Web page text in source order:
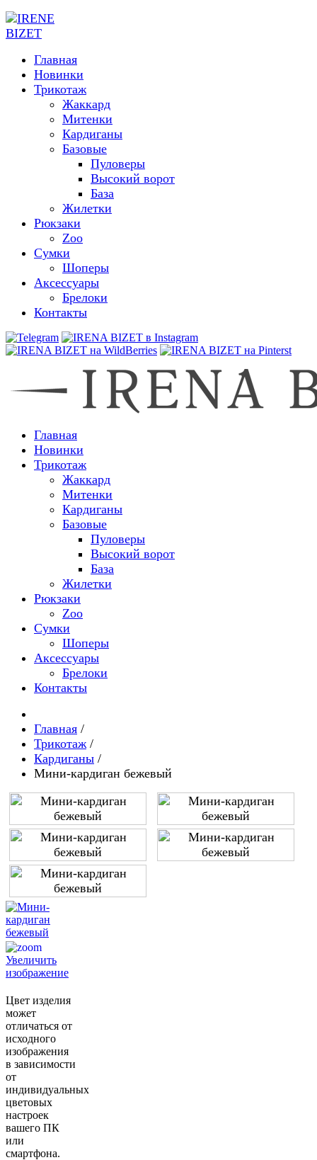
Главная
Новинки
Трикотаж
Жаккард
Митенки
Кардиганы
Базовые
Пуловеры
Высокий ворот
База
Жилетки
Рюкзаки
Zoo
Сумки
Шоперы
Аксессуары
Брелоки
Контакты
Главная
Новинки
Трикотаж
Жаккард
Митенки
Кардиганы
Базовые
Пуловеры
Высокий ворот
База
Жилетки
Рюкзаки
Zoo
Сумки
Шоперы
Аксессуары
Брелоки
Контакты
Главная /
Трикотаж /
Кардиганы /
Мини-кардиган бежевый
Увеличить
изображение
Цвет изделия
может
отличаться от
исходного
изображения
в зависимости
от
индивидуальных
цветовых
настроек
вашего ПК
или
смартфона.